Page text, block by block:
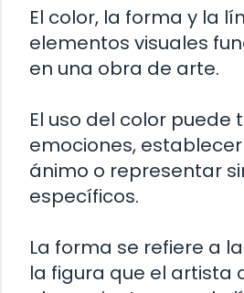
El color, la forma y la
elementos visuales
en una obra de arte.
El uso del color puede
emociones,
ánimo o representar
específicos.
La forma se refiere a
la figura que el artista